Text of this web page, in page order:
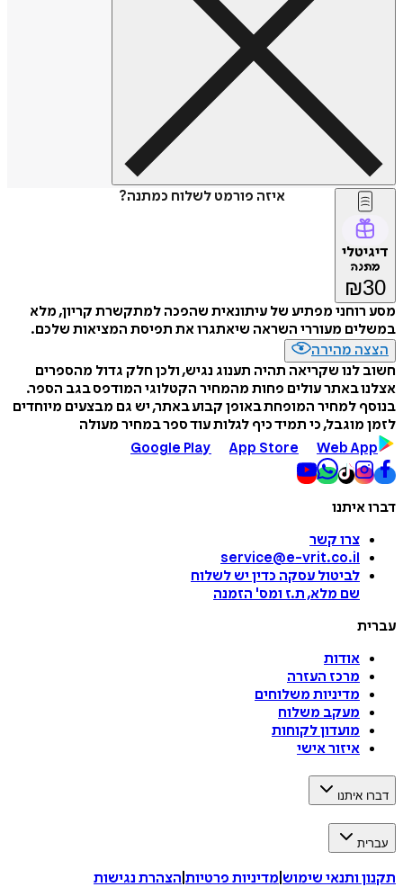
איזה פורמט לשלוח כמתנה?
דיגיטלי
מתנה
₪30
מסע רוחני מפתיע של עיתונאית שהפכה למתקשרת קריון, מלא
במשלים מעוררי השראה שיאתגרו את תפיסת המציאות שלכם.
הצצה מהירה
חשוב לנו שקריאה תהיה תענוג נגיש, ולכן חלק גדול מהספרים
אצלנו באתר עולים פחות מהמחיר הקטלוגי המודפס בגב הספר.
בנוסף למחיר המופחת באופן קבוע באתר, יש גם מבצעים מיוחדים
לזמן מוגבל, כי תמיד כיף לגלות עוד ספר במחיר מעולה
Google Play
App Store Web App
דברו איתנו
צרו קשר
service@e-vrit.co.il
לביטול עסקה כדין יש לשלוח
שם מלא, ת.ז ומס' הזמנה
עברית
אודות
מרכז העזרה
מדיניות משלוחים
מעקב משלוח
מועדון לקוחות
איזור אישי
דברו איתנו
עברית
תקנון ותנאי שימוש מדיניות פרטיות הצהרת נגישות